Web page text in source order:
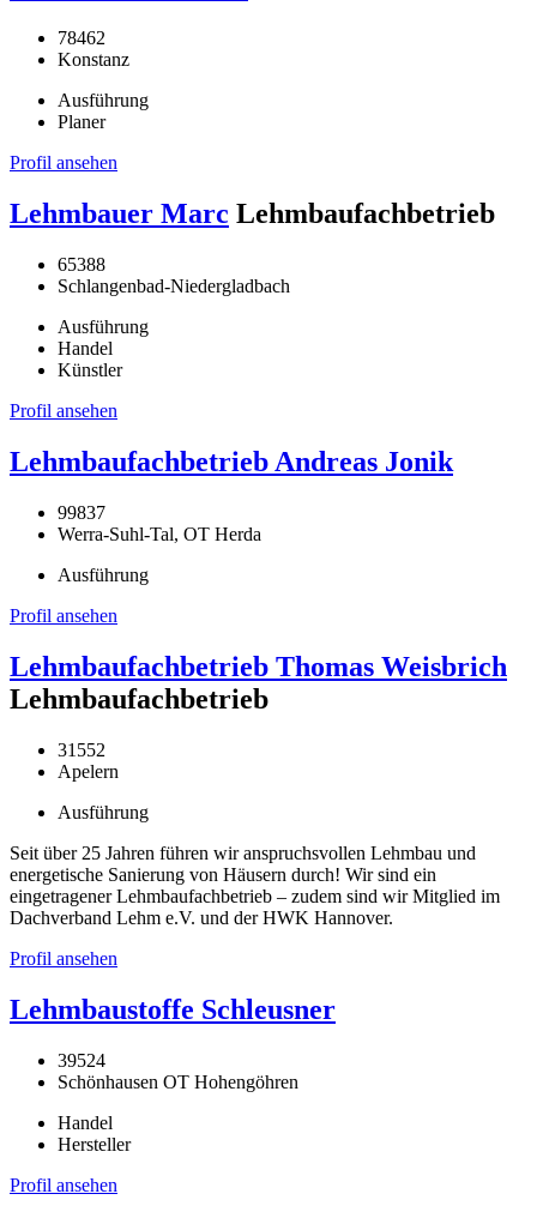
78462
Konstanz
Ausführung
Planer
Profil ansehen
Lehmbauer Marc Lehmbaufachbetrieb
65388
Schlangenbad-Niedergladbach
Ausführung
Handel
Künstler
Profil ansehen
Lehmbaufachbetrieb Andreas Jonik
99837
Werra-Suhl-Tal, OT Herda
Ausführung
Profil ansehen
Lehmbaufachbetrieb Thomas Weisbrich
Lehmbaufachbetrieb
31552
Apelern
Ausführung
Seit über 25 Jahren führen wir anspruchsvollen Lehmbau und
energetische Sanierung von Häusern durch! Wir sind ein
eingetragener Lehmbaufachbetrieb – zudem sind wir Mitglied im
Dachverband Lehm e.V. und der HWK Hannover.
Profil ansehen
Lehmbaustoffe Schleusner
39524
Schönhausen OT Hohengöhren
Handel
Hersteller
Profil ansehen